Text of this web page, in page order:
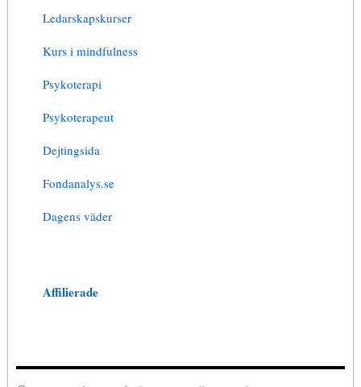
Ledarskapskurser
Kurs i mindfulness
Psykoterapi
Psykoterapeut
Dejtingsida
Fondanalys.se
Dagens väder
Affilierade